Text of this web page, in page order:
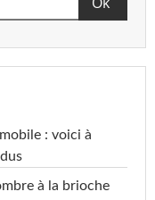
: voici à
à la brioche